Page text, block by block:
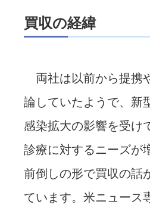
買収の経緯
両社は以前から提携
論していたようで、新
感染拡大の影響を受け
診療に対するニーズが
前倒しの形で買収の話
ています。米ニュース